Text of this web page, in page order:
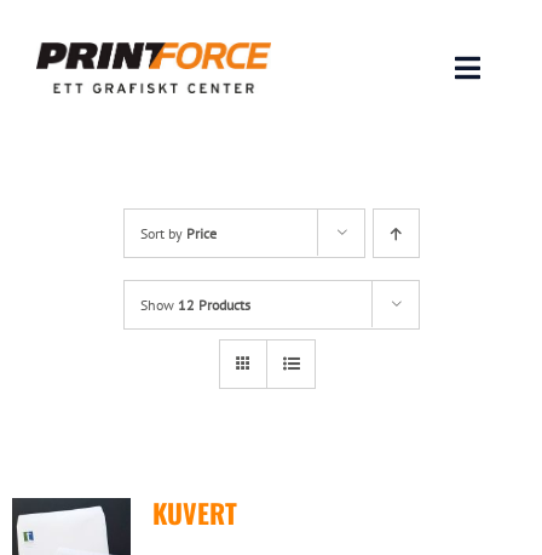
content
Toggle
INSPIRATION
Lämna original & filer
Kontakt
Sort by Price
Show 12 Products
KUVERT